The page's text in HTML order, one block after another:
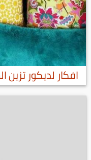
افكار لديكور تزين